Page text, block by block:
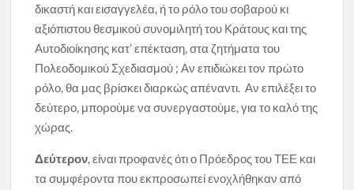
δικαστή και εισαγγελέα, ή το ρόλο του σοβαρού κι
αξιόπιστου θεσμικού συνομιλητή του Κράτους και της
Αυτοδιοίκησης κατ’ επέκταση, στα ζητήματα του
Πολεοδομικού Σχεδιασμού ; Αν επιδιώκει τον πρώτο
ρόλο, θα μας βρίσκει διαρκώς απέναντι. Αν επιλέξει το
δεύτερο, μπορούμε να συνεργαστούμε, για το καλό της
χώρας.
Δεύτερον, είναι προφανές ότι ο Πρόεδρος του ΤΕΕ και
τα συμφέροντα που εκπροσωπεί ενοχλήθηκαν από